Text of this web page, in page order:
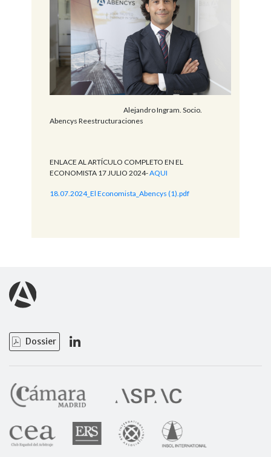
Alejandro Ingram. Socio.
Abencys Reestructuraciones
ENLACE AL ARTÍCULO COMPLETO EN EL
ECONOMISTA 17 JULIO 2024-AQUI
18.07.2024_El Economista_Abencys (1).pdf
Dossier